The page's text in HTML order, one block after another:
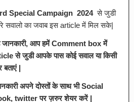
Special Campaign 2024से जुडी
सवालो का जवाब इस article में मिल सके|
जानकारी, आप हमें Comment box में
से जुडी आपके पास कोई सवाल या किसी
बताएं |
अपने दोस्तों के साथ भी Social
twitter पर ज़रुर शेयर करें |